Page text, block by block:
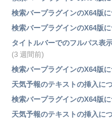
検索バープラグインのX64版
検索バープラグインのX64版
タイトルバーでのフルパス表
(3 週間前)
検索バープラグインのX64版
天気予報のテキストの挿入に
検索バープラグインのX64版
天気予報のテキストの挿入に